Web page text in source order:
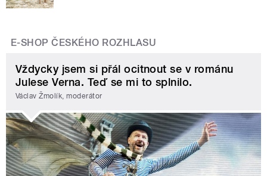
E-SHOP ČESKÉHO ROZHLASU
Vždycky jsem si přál ocitnout se v románu
Julese Verna. Teď se mi to splnilo.
Václav Žmolík, moderátor